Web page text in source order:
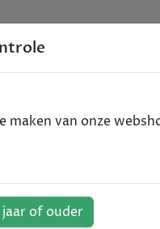
- Hierbas - 50cl
-
maken van onze
jaar of ouder